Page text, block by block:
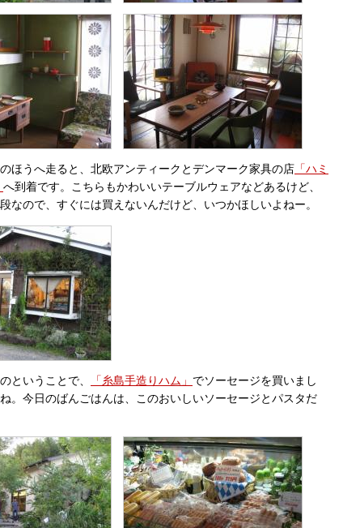
ほうへ走ると、北欧アンティークとデンマーク家具の店 「ハミ
へ到着です。こちらもかわいいテーブルウェアなどあるけど、
なので、すぐには買えないんだけど、いつかほしいよねー。
ということで、 「糸島手造りハム」 でソーセージを買いまし
。今日のばんごはんは、このおいしいソーセージとパスタだ